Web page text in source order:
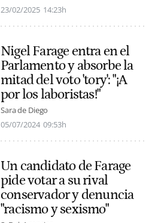
23/02/2025 14:23h
Nigel Farage entra en el
Parlamento y absorbe la
mitad del voto 'tory': "¡A
por los laboristas!"
Sara de Diego
05/07/2024 09:53h
Un candidato de Farage
pide votar a su rival
conservador y denuncia
"racismo y sexismo"